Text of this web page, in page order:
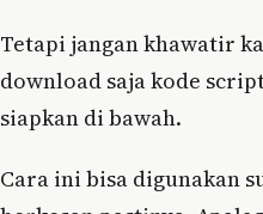
Tetapi jangan khawatir
download saja kode
siapkan di bawah.
Cara ini bisa digunakan